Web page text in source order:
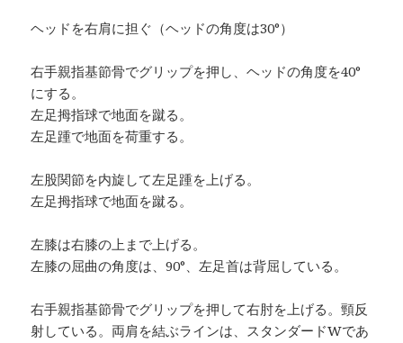
ヘッドを右肩に担ぐ（ヘッドの角度は30°）
右手親指基節骨でグリップを押し、ヘッドの角度を40°
にする。
左足拇指球で地面を蹴る。
左足踵で地面を荷重する。
左股関節を内旋して左足踵を上げる。
左足拇指球で地面を蹴る。
左膝は右膝の上まで上げる。
左膝の屈曲の角度は、90°、左足首は背屈している。
右手親指基節骨でグリップを押して右肘を上げる。頸反
射している。両肩を結ぶラインは、スタンダードWであ